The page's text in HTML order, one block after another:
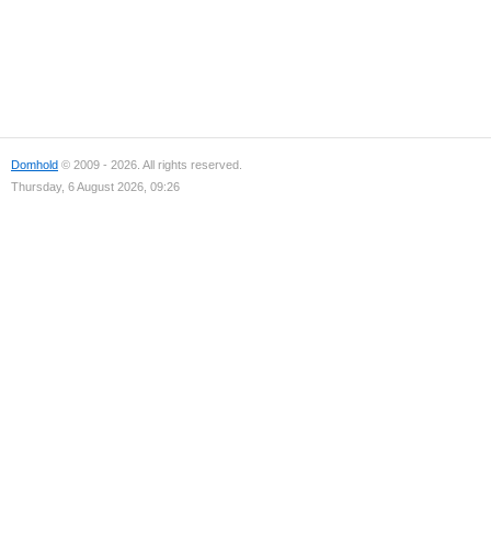
Domhold © 2009 - 2026. All rights reserved.
Thursday, 6 August 2026, 09:26